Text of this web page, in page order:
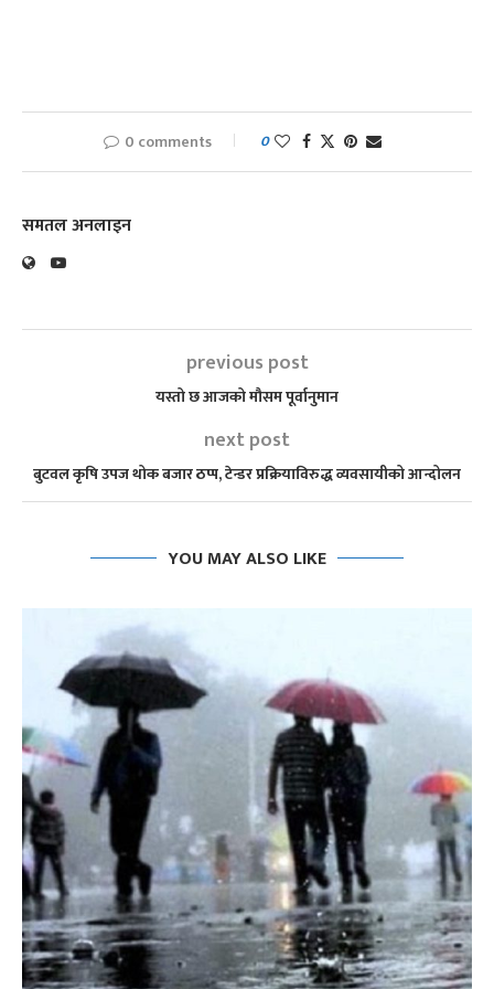
0 comments 0
समतल अनलाइन
previous post
यस्तो छ आजको मौसम पूर्वानुमान
next post
बुटवल कृषि उपज थोक बजार ठप्प, टेन्डर प्रक्रियाविरुद्ध व्यवसायीको आन्दोलन
YOU MAY ALSO LIKE